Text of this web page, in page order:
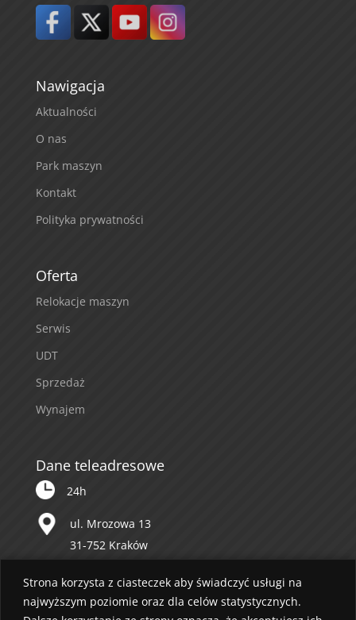
Strona korzysta z ciasteczek aby świadczyć usługi na
najwyższym poziomie oraz dla celów statystycznych.
Nawigacja
Aktualności
O nas
Park maszyn
Kontakt
Polityka prywatności
Oferta
Relokacje maszyn
Serwis
UDT
Sprzedaż
Wynajem
Dane teleadresowe
24h
ul. Mrozowa 13
31-752 Kraków
12 643 53 57
biuro@mazur.krakow.pl